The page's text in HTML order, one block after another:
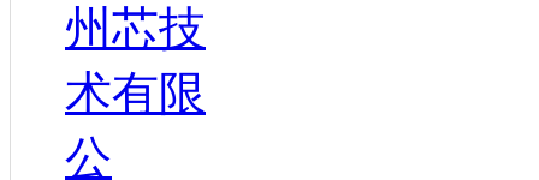
州芯技
术有限
公